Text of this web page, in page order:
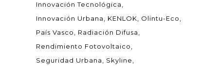
Innovación Tecnológica
Innovación Urbana
KENLOK
Olintu-Eco
País Vasco
Radiación Difusa
Rendimiento Fotovoltaico
Seguridad Urbana
Skyline